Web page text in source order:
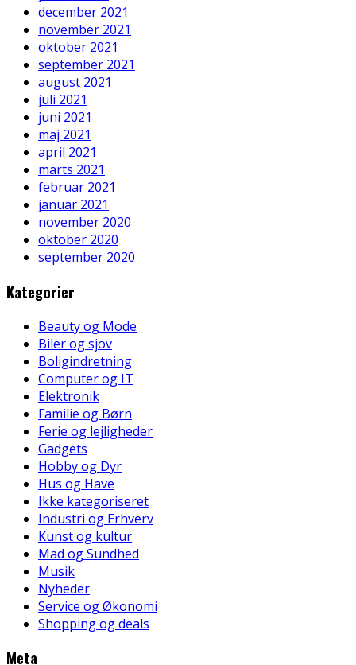
december 2021
november 2021
oktober 2021
september 2021
august 2021
juli 2021
juni 2021
maj 2021
april 2021
marts 2021
februar 2021
januar 2021
november 2020
oktober 2020
september 2020
Kategorier
Beauty og Mode
Biler og sjov
Boligindretning
Computer og IT
Elektronik
Familie og Børn
Ferie og lejligheder
Gadgets
Hobby og Dyr
Hus og Have
Ikke kategoriseret
Industri og Erhverv
Kunst og kultur
Mad og Sundhed
Musik
Nyheder
Service og Økonomi
Shopping og deals
Meta